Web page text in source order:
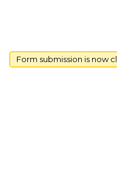
Form submission is now